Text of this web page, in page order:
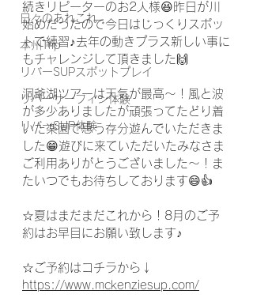
日々のあれこれ
本州Trip
リバーSUPスポットプレイ
リバーサーフィン体験
リバーSUP体験
続きリピーターのお2人様😆昨日が川
始めだったので今日はじっくりスポッ
トで練習♪去年の動きプラス新しい事に
もチャレンジして頂きました🙌
洞爺湖ツアーは天気が最高～！風と波
が多少ありましたが頑張ってたどり着
いた楽園で思う存分遊んでいただきま
した😁遊びに来ていただいたみなさま
ご利用ありがとうございました～！ま
たいつでもお待ちしております😄👍
☆夏はまだまだこれから！8月のご予
約はお早目にお願い致します♪
☆ご予約はコチラから↓
https://www.mckenziesup.com/